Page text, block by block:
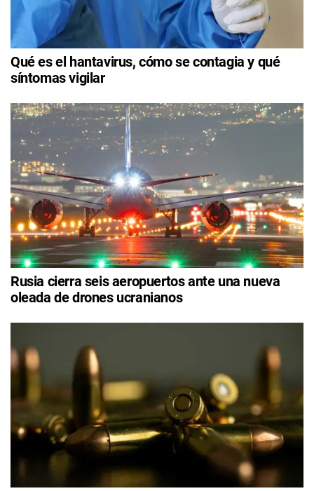
Qué es el hantavirus, cómo se contagia y qué
síntomas vigilar
Rusia cierra seis aeropuertos ante una nueva
oleada de drones ucranianos